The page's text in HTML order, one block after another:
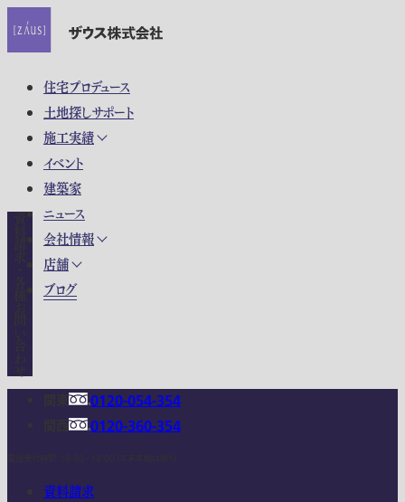
住宅プロデュース
土地探しサポート
施工実績
イベント
建築家
ニュース
会社情報
店舗
ブログ
0120-054-354
0120-360-354
資料請求